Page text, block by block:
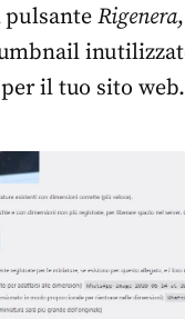
pulsante Rigenera
il tuo sito web.